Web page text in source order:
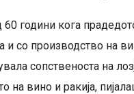
години кога
со производство на
сопственоста на
на вино и ракија,